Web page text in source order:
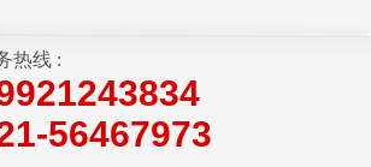
热线 :
56467973